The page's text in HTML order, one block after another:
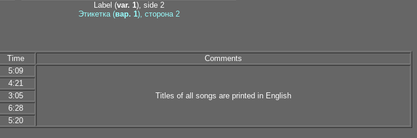
Label (var. 1), side 2
Этикетка (вар. 1), сторона 2
Time
Comments
5:09
Titles of all songs are printed in English
4:21
3:05
6:28
5:20